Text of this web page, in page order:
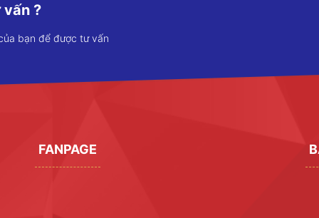
?
bạn để được tư vấn
FANPAGE